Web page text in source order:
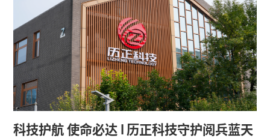
科技护航 使命必达 l 历正科技守护阅兵蓝天